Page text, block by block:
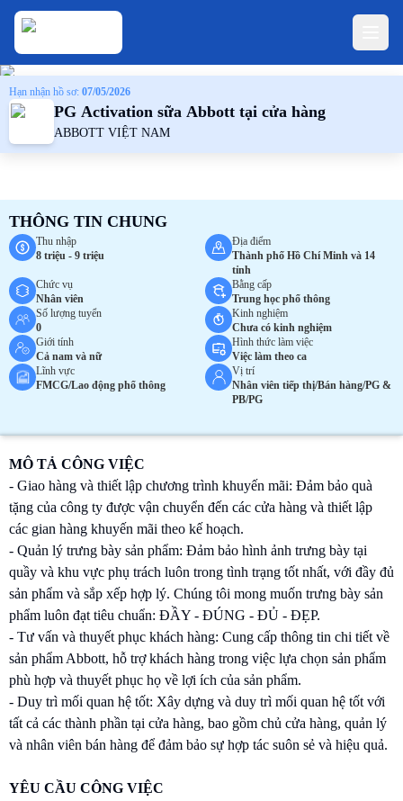
Hạn nhận hồ sơ: 07/05/2026
PG Activation sữa Abbott tại cửa hàng
ABBOTT VIỆT NAM
THÔNG TIN CHUNG
Thu nhập
8 triệu - 9 triệu
Địa điểm
Thành phố Hồ Chí Minh và 14
tỉnh
Chức vụ
Nhân viên
Bằng cấp
Trung học phổ thông
Số lượng tuyển
0
Kinh nghiệm
Chưa có kinh nghiệm
Giới tính
Cả nam và nữ
Hình thức làm việc
Việc làm theo ca
Lĩnh vực
FMCG/Lao động phổ thông
Vị trí
Nhân viên tiếp thị/Bán hàng/PG &
PB/PG
MÔ TẢ CÔNG VIỆC
- Giao hàng và thiết lập chương trình khuyến mãi: Đảm bảo quà
tặng của công ty được vận chuyển đến các cửa hàng và thiết lập
các gian hàng khuyến mãi theo kế hoạch.
- Quản lý trưng bày sản phẩm: Đảm bảo hình ảnh trưng bày tại
quầy và khu vực phụ trách luôn trong tình trạng tốt nhất, với đầy đủ
sản phẩm và sắp xếp hợp lý. Chúng tôi mong muốn trưng bày sản
phẩm luôn đạt tiêu chuẩn: ĐẦY - ĐÚNG - ĐỦ - ĐẸP.
- Tư vấn và thuyết phục khách hàng: Cung cấp thông tin chi tiết về
sản phẩm Abbott, hỗ trợ khách hàng trong việc lựa chọn sản phẩm
phù hợp và thuyết phục họ về lợi ích của sản phẩm.
- Duy trì mối quan hệ tốt: Xây dựng và duy trì mối quan hệ tốt với
tất cả các thành phần tại cửa hàng, bao gồm chủ cửa hàng, quản lý
và nhân viên bán hàng để đảm bảo sự hợp tác suôn sẻ và hiệu quả.
YÊU CẦU CÔNG VIỆC